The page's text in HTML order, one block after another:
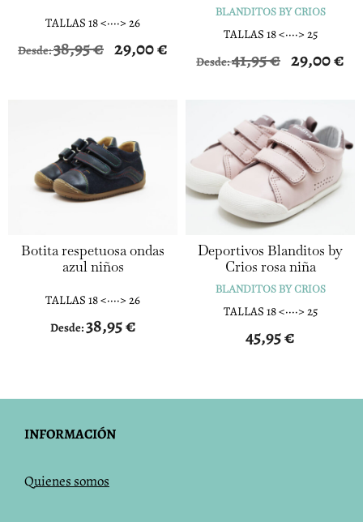
TALLAS 18 <····> 26
Desde:38,95€ 29,00€
BLANDITOS BY CRIOS
TALLAS 18 <····> 25
Desde:41,95€ 29,00€
Botita respetuosa ondas
azul niños
TALLAS 18 <····> 26
Desde:38,95€
Deportivos Blanditos by
Crios rosa niña
BLANDITOS BY CRIOS
TALLAS 18 <····> 25
45,95€
INFORMACIÓN
Quienes somos